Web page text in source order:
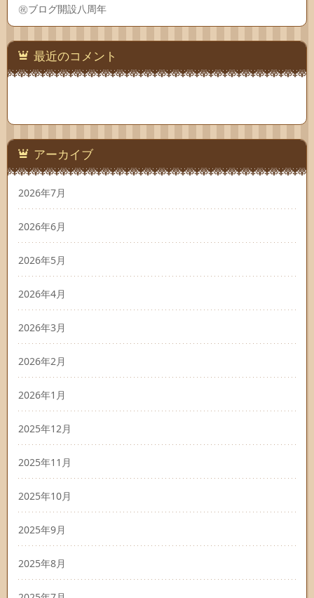
㊗ブログ開設八周年
最近のコメント
アーカイブ
2026年7月
2026年6月
2026年5月
2026年4月
2026年3月
2026年2月
2026年1月
2025年12月
2025年11月
2025年10月
2025年9月
2025年8月